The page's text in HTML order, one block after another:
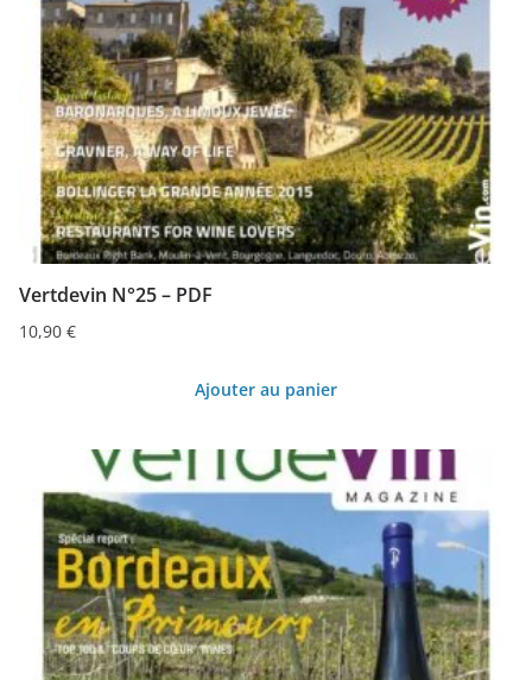
Vertdevin N°25 – PDF
10,90 €
Ajouter au panier